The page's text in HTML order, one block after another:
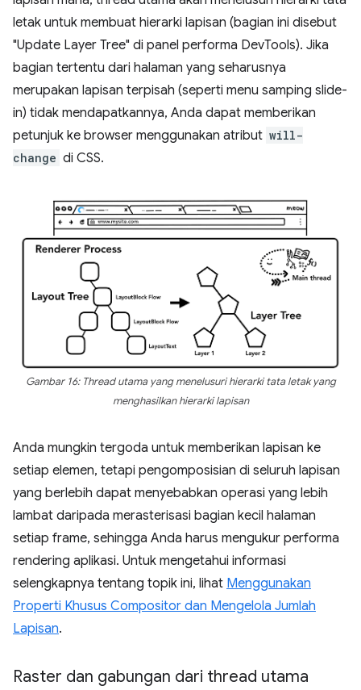
letak untuk membuat hierarki lapisan (bagian ini disebut
"Update Layer Tree" di panel performa DevTools). Jika
bagian tertentu dari halaman yang seharusnya
merupakan lapisan terpisah (seperti menu samping slide-
in) tidak mendapatkannya, Anda dapat memberikan
petunjuk ke browser menggunakan atribut will-
change di CSS.
Gambar 16: Thread utama yang menelusuri hierarki tata letak yang
menghasilkan hierarki lapisan
Anda mungkin tergoda untuk memberikan lapisan ke
setiap elemen, tetapi pengomposisian di seluruh lapisan
yang berlebih dapat menyebabkan operasi yang lebih
lambat daripada merasterisasi bagian kecil halaman
setiap frame, sehingga Anda harus mengukur performa
rendering aplikasi. Untuk mengetahui informasi
selengkapnya tentang topik ini, lihat Menggunakan
Properti Khusus Compositor dan Mengelola Jumlah
Lapisan.
Raster dan gabungan dari thread utama